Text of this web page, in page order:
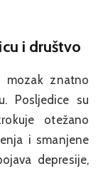
i društvo
mozak znatno
Posljedice su
otežano
i smanjene
depresije,